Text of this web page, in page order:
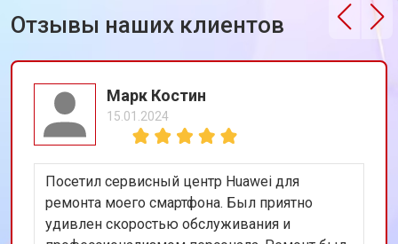
Отзывы наших клиентов
Марк Костин
15.01.2024
Посетил сервисный центр Huawei для
ремонта моего смартфона. Был приятно
удивлен скоростью обслуживания и